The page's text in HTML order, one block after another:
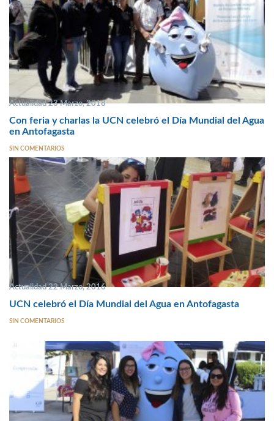
Actualidad 23 Marzo, 2018
Con feria y charlas la UCN celebró el Día Mundial del Agua
en Antofagasta
SIN COMENTARIOS
Actualidad 22 Marzo, 2016
UCN celebró el Día Mundial del Agua en Antofagasta
SIN COMENTARIOS